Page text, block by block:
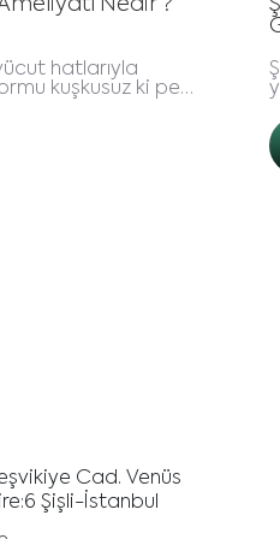
Hakkında Bilmeniz
yüzünüzün üst kısmında
bölgesindeki sarkmaları,
bir prosedürdür. Bu..
>
Cad. Venüs
Şişli-İstanbul